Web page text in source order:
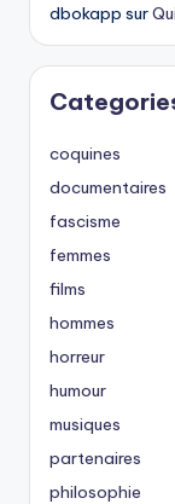
dbokapp sur
coquines
documentaires
fascisme
femmes
films
hommes
horreur
humour
musiques
partenaires
philosophie